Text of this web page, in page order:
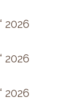
2026
2026
2026